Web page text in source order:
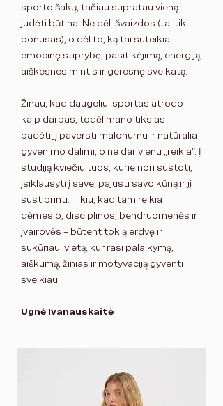
sporto šakų, tačiau supratau vieną –
judėti būtina. Ne dėl išvaizdos (tai tik
bonusas), o dėl to, ką tai suteikia:
emocinę stiprybę, pasitikėjimą, energiją,
aiškesnes mintis ir geresnę sveikatą.
Žinau, kad daugeliui sportas atrodo
kaip darbas, todėl mano tikslas –
padėti jį paversti malonumu ir natūralia
gyvenimo dalimi, o ne dar vienu „reikia“. Į
studiją kviečiu tuos, kurie nori sustoti,
įsiklausyti į save, pajusti savo kūną ir jį
sustiprinti. Tikiu, kad tam reikia
dėmesio, disciplinos, bendruomenės ir
įvairovės – būtent tokią erdvę ir
sukūriau: vietą, kur rasi palaikymą,
aiškumą, žinias ir motyvaciją gyventi
sveikiau.
Ugnė Ivanauskaitė